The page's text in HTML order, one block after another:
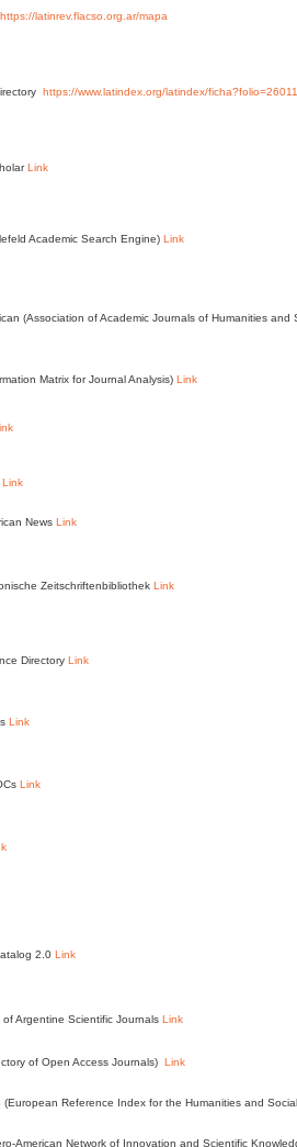
https://latinrev.flacso.org.ar/mapa
https://www.latindex.org/latindex/ficha?folio=26011
Link
Academic Search Engine)Link
(Association of Academic Journals of Humanities and
Matrix for Journal Analysis)Link
Link
NewsLink
ZeitschriftenbibliothekLink
DirectoryLink
Link
Link
2.0Link
of Argentine Scientific JournalsLink
of Open Access Journals)Link
(European Reference Index for the Humanities and
American Network of Innovation and Scientific